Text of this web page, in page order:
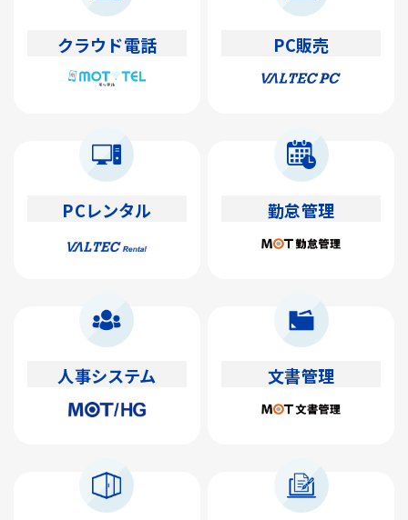
クラウド電話 PC販売
PCレンタル 勤怠管理
人事システム 文書管理